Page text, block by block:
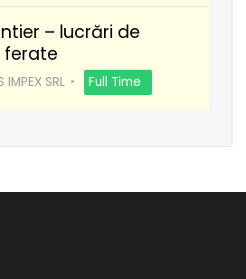
– lucrări de
ferate
IMPEX SRL Full Time